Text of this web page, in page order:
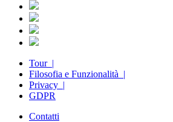
Tour |
Filosofia e Funzionalità |
Privacy |
GDPR
Contatti